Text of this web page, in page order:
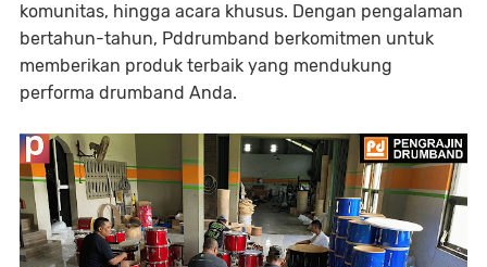
komunitas, hingga acara khusus. Dengan pengalaman
bertahun-tahun, Pddrumband berkomitmen untuk
memberikan produk terbaik yang mendukung
performa drumband Anda.